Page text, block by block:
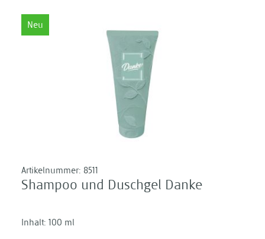
Neu
Artikelnummer: 8511
Shampoo und Duschgel Danke
Inhalt: 100 ml